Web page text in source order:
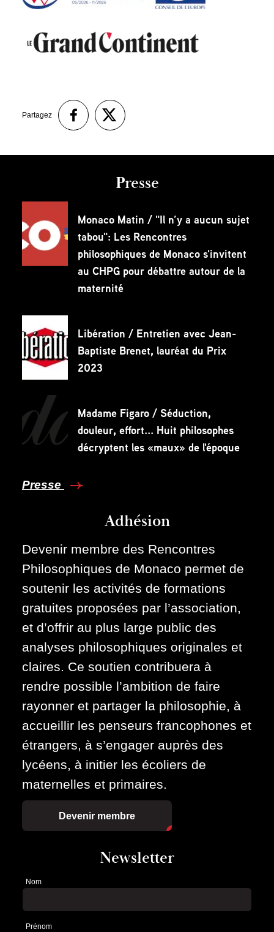
Partagez
Presse
Monaco Matin / "Il n’y a aucun sujet
tabou": Les Rencontres
philosophiques de Monaco s'invitent
au CHPG pour débattre autour de la
maternité
Libération / Entretien avec Jean-
Baptiste Brenet, lauréat du Prix
2023
Madame Figaro / Séduction,
douleur, effort... Huit philosophes
décryptent les «maux» de l'époque
Presse
Adhésion
Devenir membre des Rencontres
Philosophiques de Monaco permet de
soutenir les activités de formations
gratuites proposées par l’association,
et d’offrir au plus large public des
analyses philosophiques originales et
claires. Ce soutien contribuera à
rendre possible l’ambition de faire
rayonner et partager la philosophie, à
accueillir les penseurs francophones et
étrangers, à s’engager auprès des
lycéens, à initier les écoliers de
maternelles et primaires.
Devenir membre
Newsletter
Newsletter
Nom
Prénom